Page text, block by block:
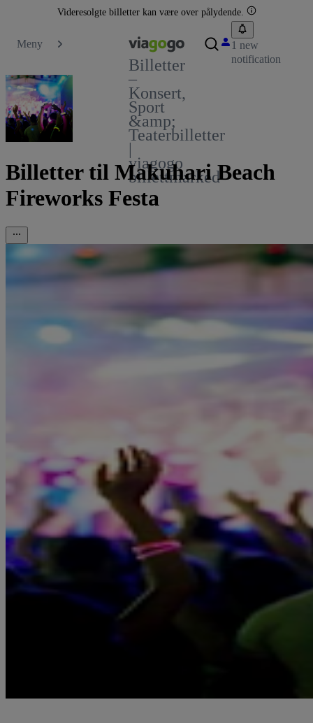
Videresolgte billetter kan være over pålydende.
Meny
Billetter
–
Konsert,
Sport
&amp;
Teaterbilletter
|
viagogo
billettmarked
1 new
notification
Billetter til Makuhari Beach
Fireworks Festa